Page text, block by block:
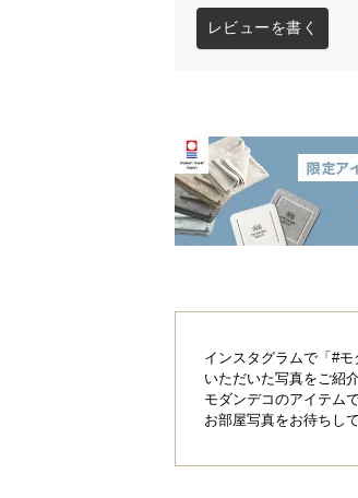
使い勝手
天候やシーンで使
の侵入を防ぐのに
レビューを書く
インスタグラムで「#
いただいた写真をご紹介
モダンデコのアイテム
お部屋写真をお待ちし